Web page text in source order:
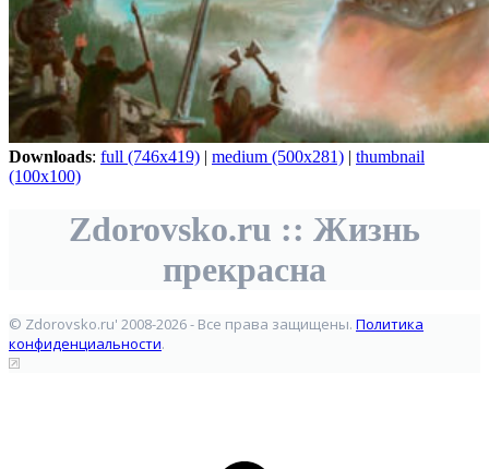
Downloads: full (746x419) | medium (500x281) | thumbnail
(100x100)
Zdorovsko.ru :: Жизнь
прекрасна
© Zdorovsko.ru' 2008-2026 - Все права защищены. Политика
конфиденциальности.